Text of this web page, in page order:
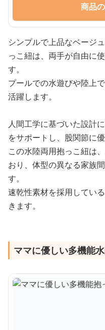
商品
シンプルで上品なベージ
っこ紐は、両手が自由に
す。
プールでの水遊びや陸上
活躍します。
人間工学に基づいた設計
をサポートし、股関節に
この水陸両用抱っこ紐は
おり、体型の異なる家族
す。
速乾性素材を採用してい
きます。
ママに優しい多機能